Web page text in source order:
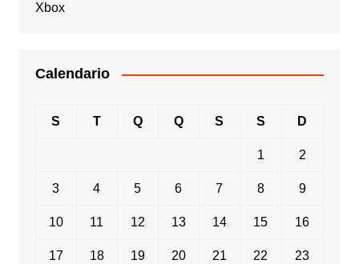
Xbox
Calendario
S T Q Q S S D
1 2
3 4 5 6 7 8 9
10 11 12 13 14 15 16
17 18 19 20 21 22 23